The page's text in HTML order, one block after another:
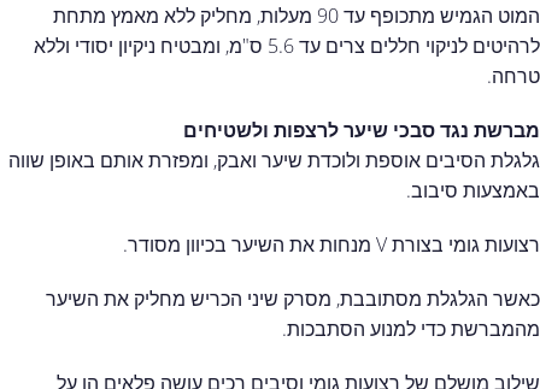
המוט הגמיש מתכופף עד 90 מעלות, מחליק ללא מאמץ מתחת
לרהיטים לניקוי חללים צרים עד 5.6 ס"מ, ומבטיח ניקיון יסודי וללא
טרחה.
מברשת נגד סבכי שיער לרצפות ולשטיחים
גלגלת הסיבים אוספת ולוכדת שיער ואבק, ומפזרת אותם באופן שווה
באמצעות סיבוב.
רצועות גומי בצורת V מנחות את השיער בכיוון מסודר.
כאשר הגלגלת מסתובבת, מסרק שיני הכריש מחליק את השיער
מהמברשת כדי למנוע הסתבכות.
שילוב מושלם של רצועות גומי וסיבים רכים עושה פלאים הן על